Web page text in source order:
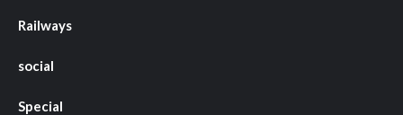
Railways
social
Special